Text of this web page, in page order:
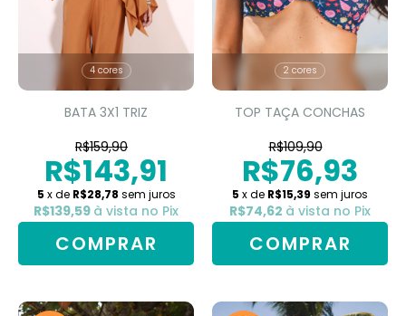
4 cores
BATA 3X1 TRIZ
R$159,90
R$143,91
5 x de R$28,78 sem juros
R$139,59 à vista no Pix
COMPRAR
2 cores
TOP TAÇA CONCHAS
R$109,90
R$76,93
5 x de R$15,39 sem juros
R$74,62 à vista no Pix
COMPRAR